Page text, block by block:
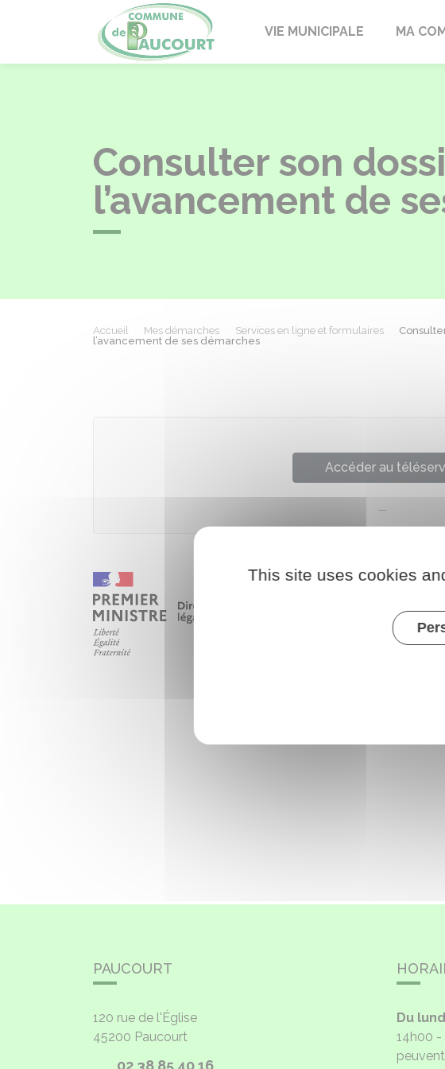
PaucourtVIE MUNICIPALE MA
Consulter son
l’avancement de
Accueil Mes démarches Services en ligne et formulaires
l’avancement de ses démarches
Accéder au
PAUCOURT
120 rue de l'Église
45200 Paucourt
Du
14h00 -
This site uses cookies